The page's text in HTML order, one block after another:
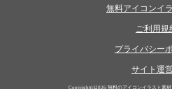
無料アイコンイ
ご利用規
プライバシー
サイト運
Copyright(c)2026 無料のアイコンイラスト素